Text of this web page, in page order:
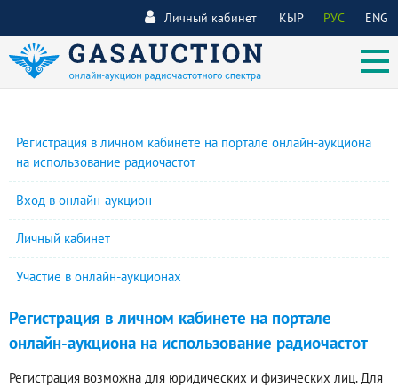
КЫР РУС ENG
Личный кабинет
Регистрация в личном кабинете на портале онлайн-аукциона
на использование радиочастот
Вход в онлайн-аукцион
Личный кабинет
Участие в онлайн-аукционах
Регистрация в личном кабинете на портале
онлайн-аукциона на использование радиочастот
Регистрация возможна для юридических и физических лиц. Для